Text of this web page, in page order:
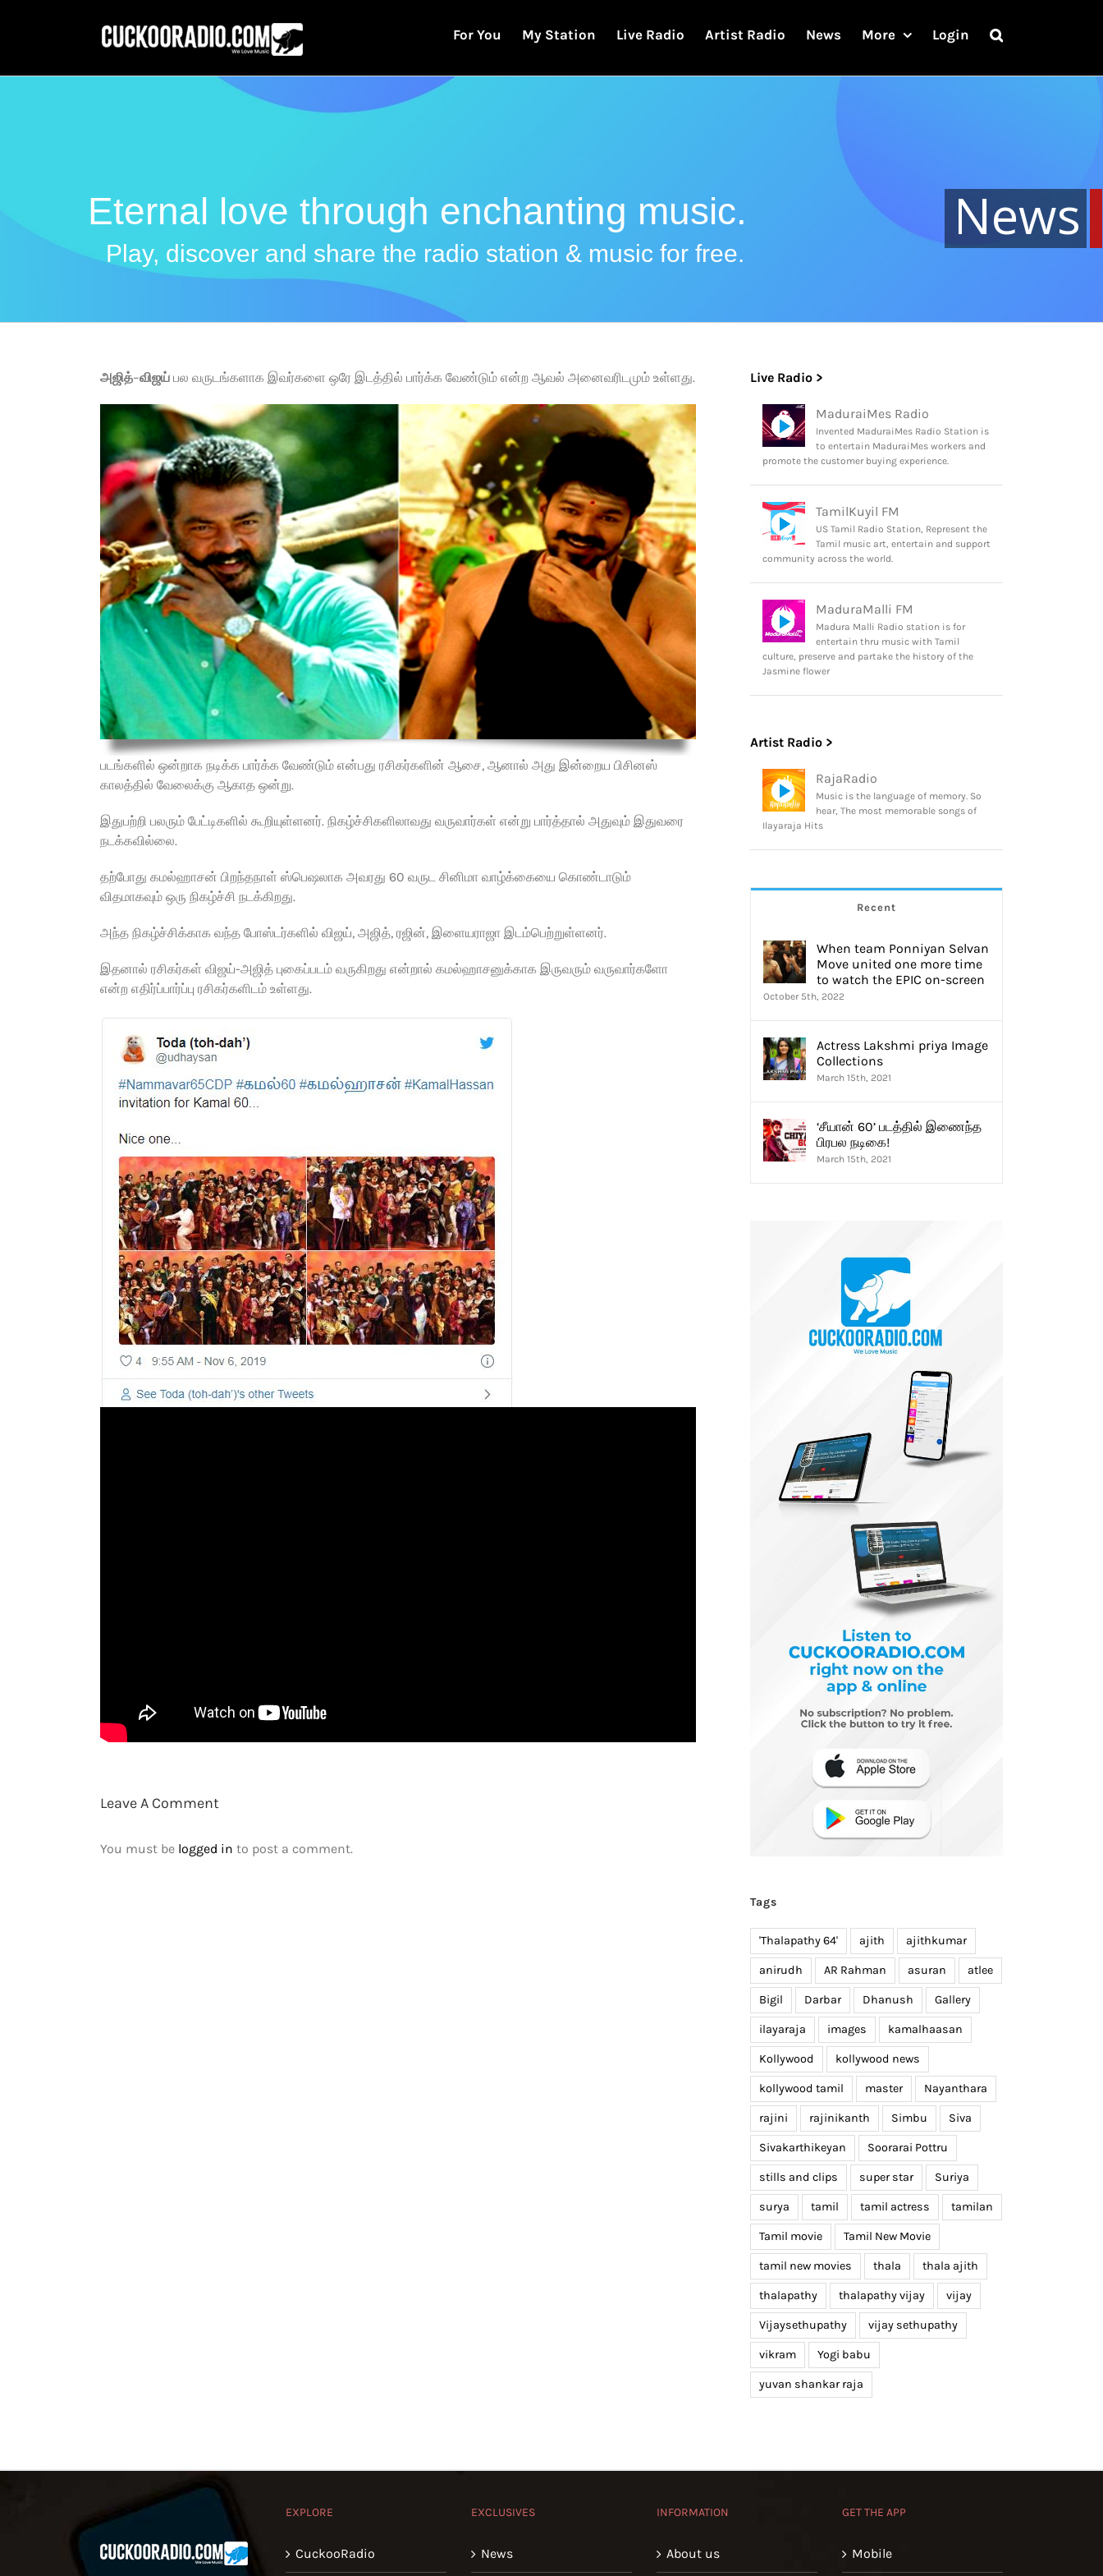
For You My Station Live Radio Artist Radio News More Login
News
Eternal love through enchanting music.
Play, discover and share the radio station & music for free.
அஜித்–விஜய் பல வருடங்களாக இவர்களை ஒரே இடத்தில் பார்க்க வேண்டும் என்ற ஆவல் அனைவரிடமும் உள்ளது.
படங்களில் ஒன்றாக நடிக்க பார்க்க வேண்டும் என்பது ரசிகர்களின் ஆசை, ஆனால் அது இன்றைய பிசினஸ்
காலத்தில் வேலைக்கு ஆகாத ஒன்று.
இதுபற்றி பலரும் பேட்டிகளில் கூறியுள்ளனர். நிகழ்ச்சிகளிலாவது வருவார்கள் என்று பார்த்தால் அதுவும் இதுவரை
நடக்கவில்லை.
தற்போது கமல்ஹாசன் பிறந்தநாள் ஸ்பெஷலாக அவரது 60 வருட சினிமா வாழ்க்கையை கொண்டாடும்
விதமாகவும் ஒரு நிகழ்ச்சி நடக்கிறது.
அந்த நிகழ்ச்சிக்காக வந்த போஸ்டர்களில் விஜய், அஜித், ரஜின், இளையராஜா இடம்பெற்றுள்ளனர்.
இதனால் ரசிகர்கள் விஜய்-அஜித் புகைப்படம் வருகிறது என்றால் கமல்ஹாசனுக்காக இருவரும் வருவார்களோ
என்ற எதிர்ப்பார்ப்பு ரசிகர்களிடம் உள்ளது.
Leave A Comment
You must be logged in to post a comment.
Live Radio >
MaduraiMes Radio
Invented MaduraiMes Radio Station is
to entertain MaduraiMes workers and
promote the customer buying experience.
TamilKuyil FM
US Tamil Radio Station, Represent the
Tamil music art, entertain and support
community across the world.
MaduraMalli FM
Madura Malli Radio station is for
entertain thru music with Tamil
culture, preserve and partake the history of the
Jasmine flower
Artist Radio >
RajaRadio
Music is the language of memory. So
hear, The most memorable songs of
Ilayaraja Hits
Recent
When team Ponniyan Selvan
Move united one more time
to watch the EPIC on-screen
October 5th, 2022
Actress Lakshmi priya Image
Collections
March 15th, 2021
‘சீயான் 60’ படத்தில் இணைந்த
பிரபல நடிகை!
March 15th, 2021
Tags
'Thalapathy 64' ajith ajithkumar
anirudh AR Rahman asuran atlee
Bigil Darbar Dhanush Gallery
ilayaraja images kamalhaasan
Kollywood kollywood news
kollywood tamil master Nayanthara
rajini rajinikanth Simbu Siva
Sivakarthikeyan Soorarai Pottru
stills and clips super star Suriya
surya tamil tamil actress tamilan
Tamil movie Tamil New Movie
tamil new movies thala thala ajith
thalapathy thalapathy vijay vijay
Vijaysethupathy vijay sethupathy
vikram Yogi babu
yuvan shankar raja
EXPLORE
CuckooRadio
EXCLUSIVES
News
INFORMATION
About us
GET THE APP
Mobile